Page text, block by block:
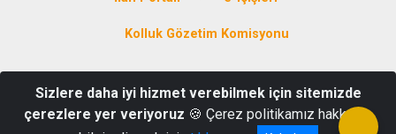
Kolluk Gözetim Komisyonu
icisleribakanligi@hs01.kep.tr
Tel: 0 228 212 10 24-212 10 55 Faks : 0 228 212 20 58
Sizlere daha iyi hizmet verebilmek için sitemizde
çerezlere yer veriyoruz 🍪 Çerez politikamız hakkında